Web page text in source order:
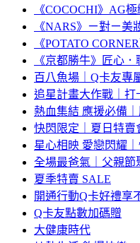
《COCOCHI》AG
《NARS》ㄧ對ㄧ美
《POTATO
《京都勝牛》匠心
百八魚場｜Q卡友專
追星計畫大作戰｜打
熱血集結 應援必備
快閃限定｜夏日特賣
星心相映 愛戀閃耀
全場最爸氣｜父親節
夏季特賣 SALE
開通行動Q卡好禮享
Q卡友點數加碼贈
大健康時代